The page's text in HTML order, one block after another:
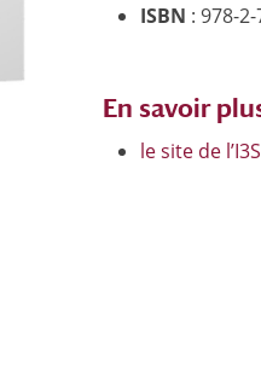
ISBN : 978-
En savoir
le site de